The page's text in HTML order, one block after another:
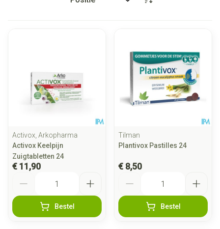
Sorteer op:
Activox, Arkopharma
Activox Keelpijn
Zuigtabletten 24
€ 11,90
Bestel
Tilman
Plantivox Pastilles 24
€ 8,50
Bestel